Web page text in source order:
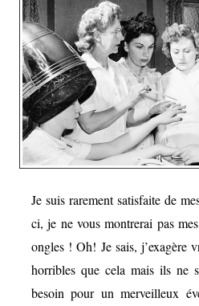
Je suis rarement satisfaite de
ci, je ne vous montrerai pas
ongles ! Oh! Je sais, j’exagère
horribles que cela mais ils ne
besoin pour un merveilleux